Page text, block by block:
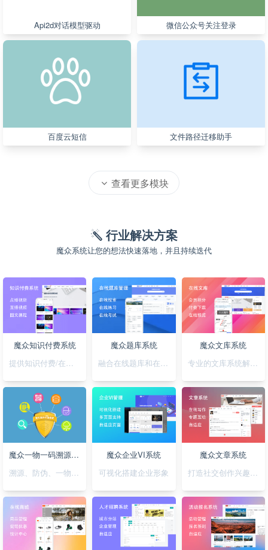
Api2d对话模型驱动 微信公众号关注登录
百度云短信 文件路径迁移助手
查看更多模块
行业解决方案
魔众系统让您的想法快速落地，并且持续迭代
魔众知识付费系统
魔众题库系统
魔众文库系统
魔众一物一码溯源防伪系统
魔众企业VI系统
可视化搭建企业形象
魔众文章系统